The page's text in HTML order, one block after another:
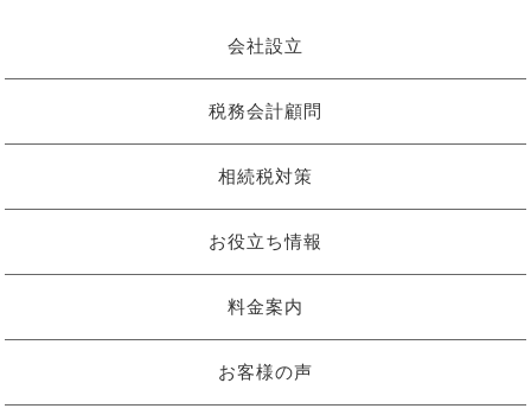
会社設立
税務会計顧問
相続税対策
お役立ち情報
料金案内
お客様の声